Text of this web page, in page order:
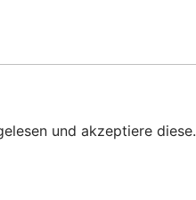
und akzeptiere diese.